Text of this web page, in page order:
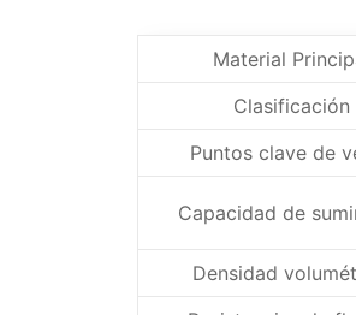
Material
Clasificación
Puntos clave de
Capacidad de
Densidad